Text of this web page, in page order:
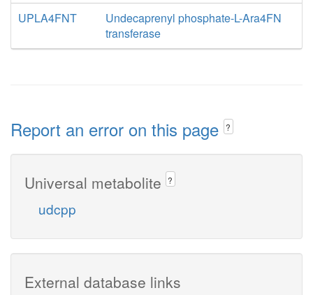
UPLA4FNT
Undecaprenyl phosphate-L-Ara4FN
transferase
Report an error on this page ?
Universal metabolite ?
udcpp
External database links